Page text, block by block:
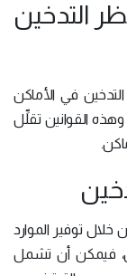
التدخين
في الأماكن
القوانين تقلِّل
توفير الموارد
فيمكن أن تشمل